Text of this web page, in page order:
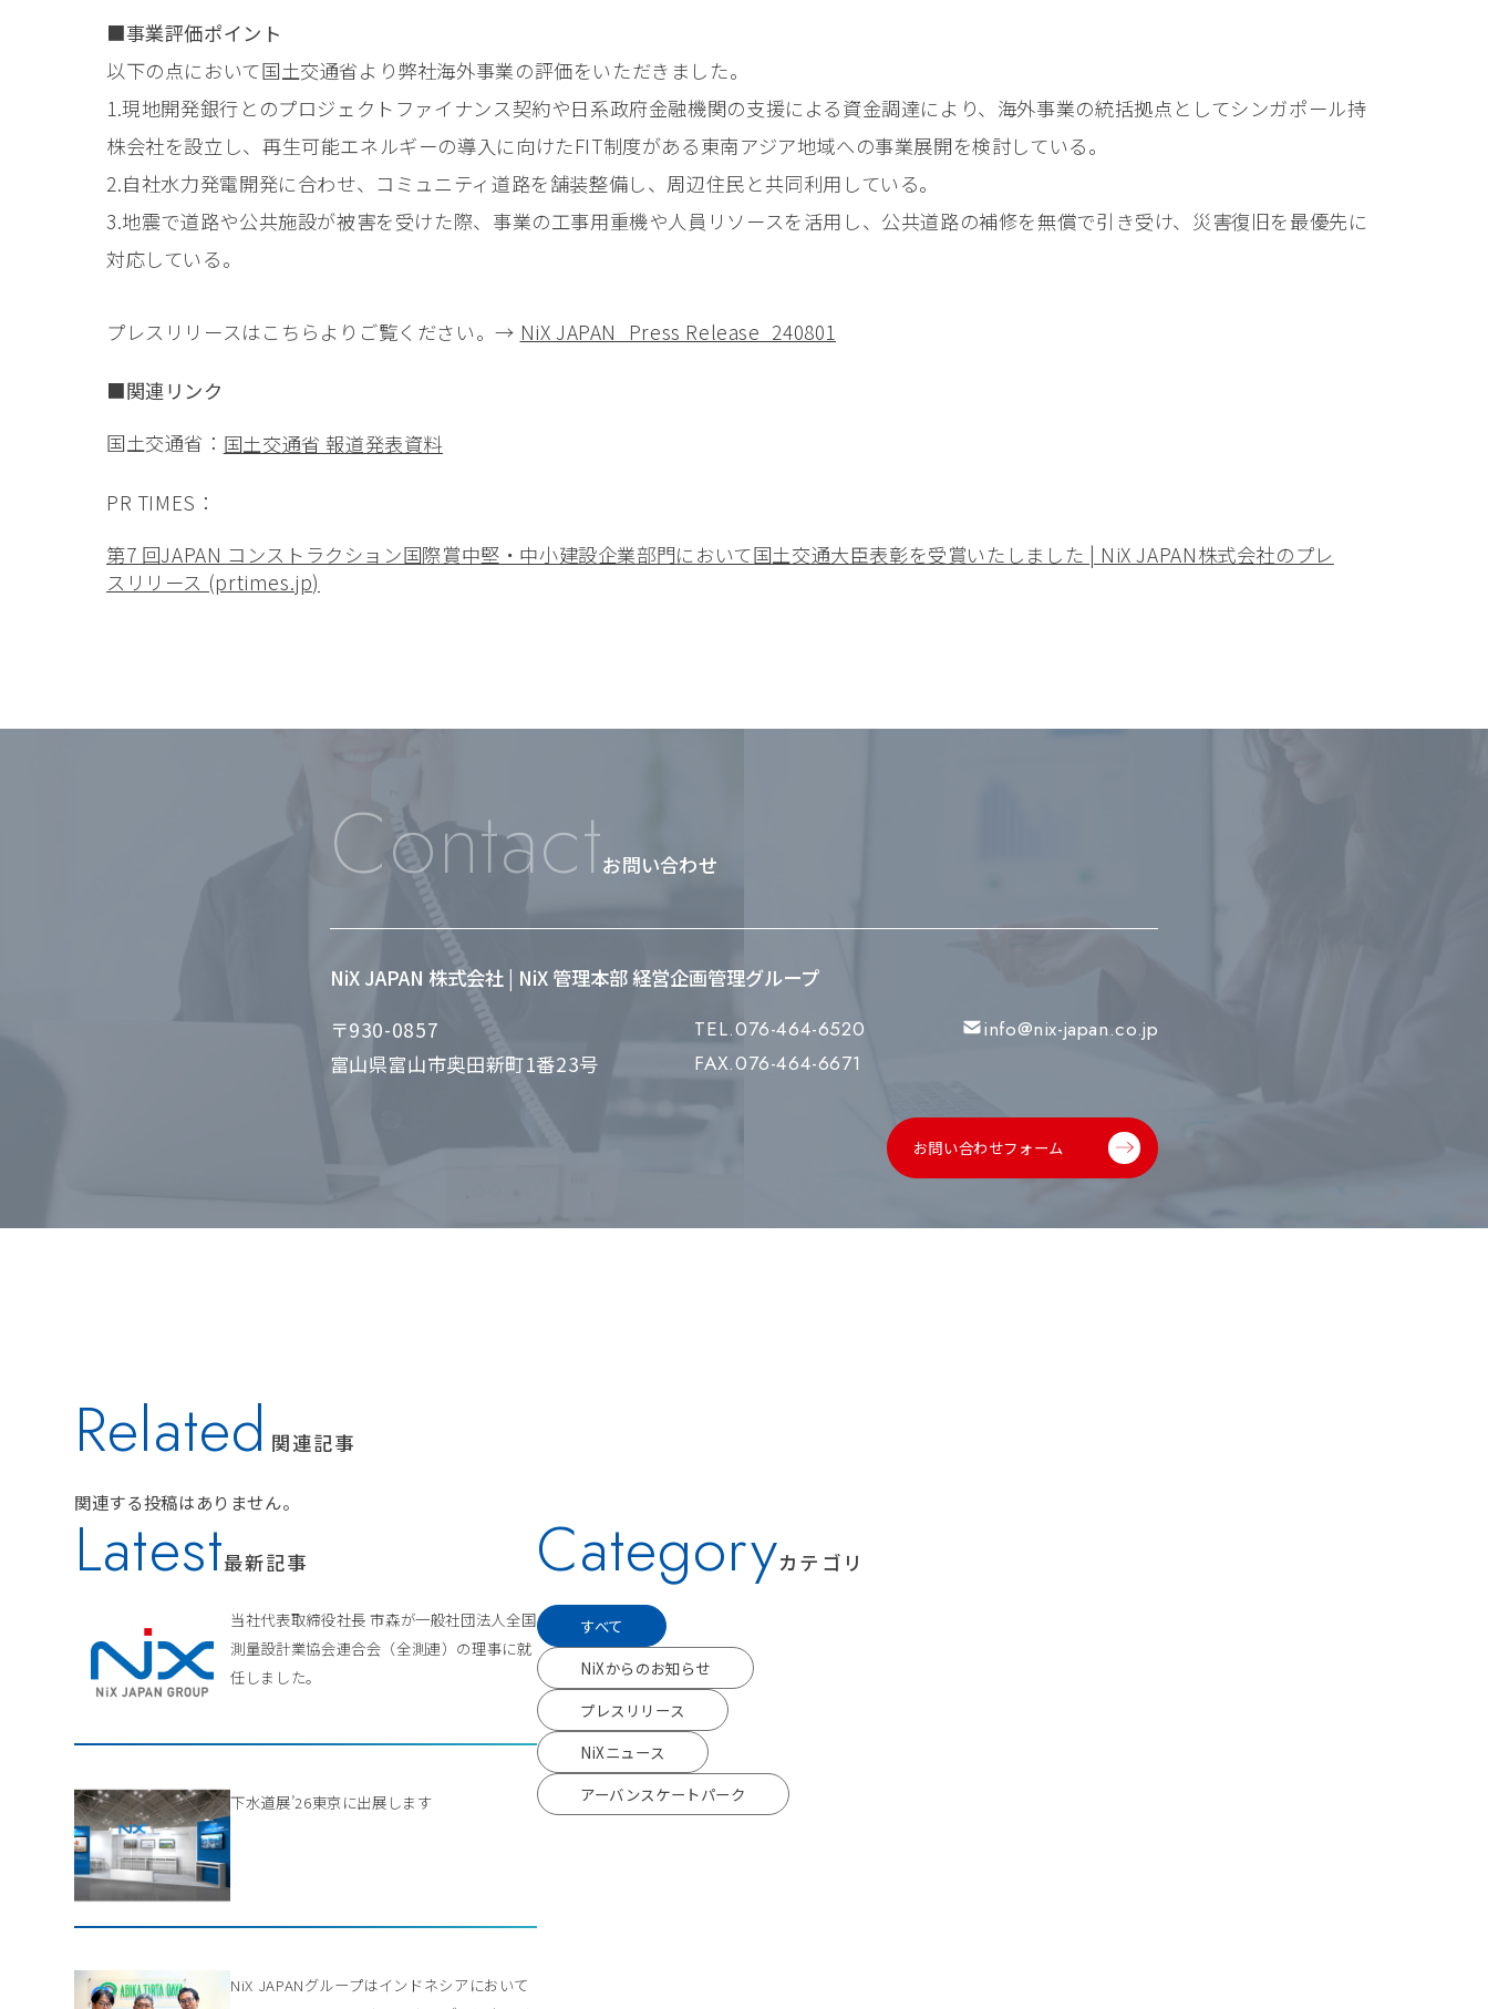
■事業評価ポイント
以下の点において国土交通省より弊社海外事業の評価をいただきました。
1.現地開発銀行とのプロジェクトファイナンス契約や日系政府金融機関の支援による資金調達により、海外事業の統括拠点としてシンガポール持
株会社を設立し、再生可能エネルギーの導入に向けたFIT制度がある東南アジア地域への事業展開を検討している。
2.自社水力発電開発に合わせ、コミュニティ道路を舗装整備し、周辺住民と共同利用している。
3.地震で道路や公共施設が被害を受けた際、事業の工事用重機や人員リソースを活用し、公共道路の補修を無償で引き受け、災害復旧を最優先に
対応している。
プレスリリースはこちらよりご覧ください。→ NiX JAPAN_Press Release_240801
■関連リンク
国土交通省： 国土交通省 報道発表資料
PR TIMES：
第7 回JAPAN コンストラクション国際賞中堅・中小建設企業部門において国土交通大臣表彰を受賞いたしました | NiX JAPAN株式会社のプレ
スリリース (prtimes.jp)
Contactお問い合わせ
NiX JAPAN 株式会社 | NiX 管理本部 経営企画管理グループ
〒930-0857
富山県富山市奥田新町1番23号
TEL.076-464-6520
FAX.076-464-6671
info@nix-japan.co.jp
お問い合わせフォーム
Related 関連記事
関連する投稿はありません。
Latest最新記事
当社代表取締役社長 市森が一般社団法人全国
測量設計業協会連合会（全測連）の理事に就
任しました。
下水道展’26東京に出展します
NiX JAPANグループはインドネシアにおいて
Categoryカテゴリ
すべて
NiXからのお知らせ
プレスリリース
NiXニュース
アーバンスケートパーク